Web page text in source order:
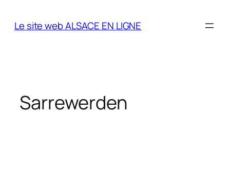
Le site web ALSACE EN LIGNE
Sarrewerden